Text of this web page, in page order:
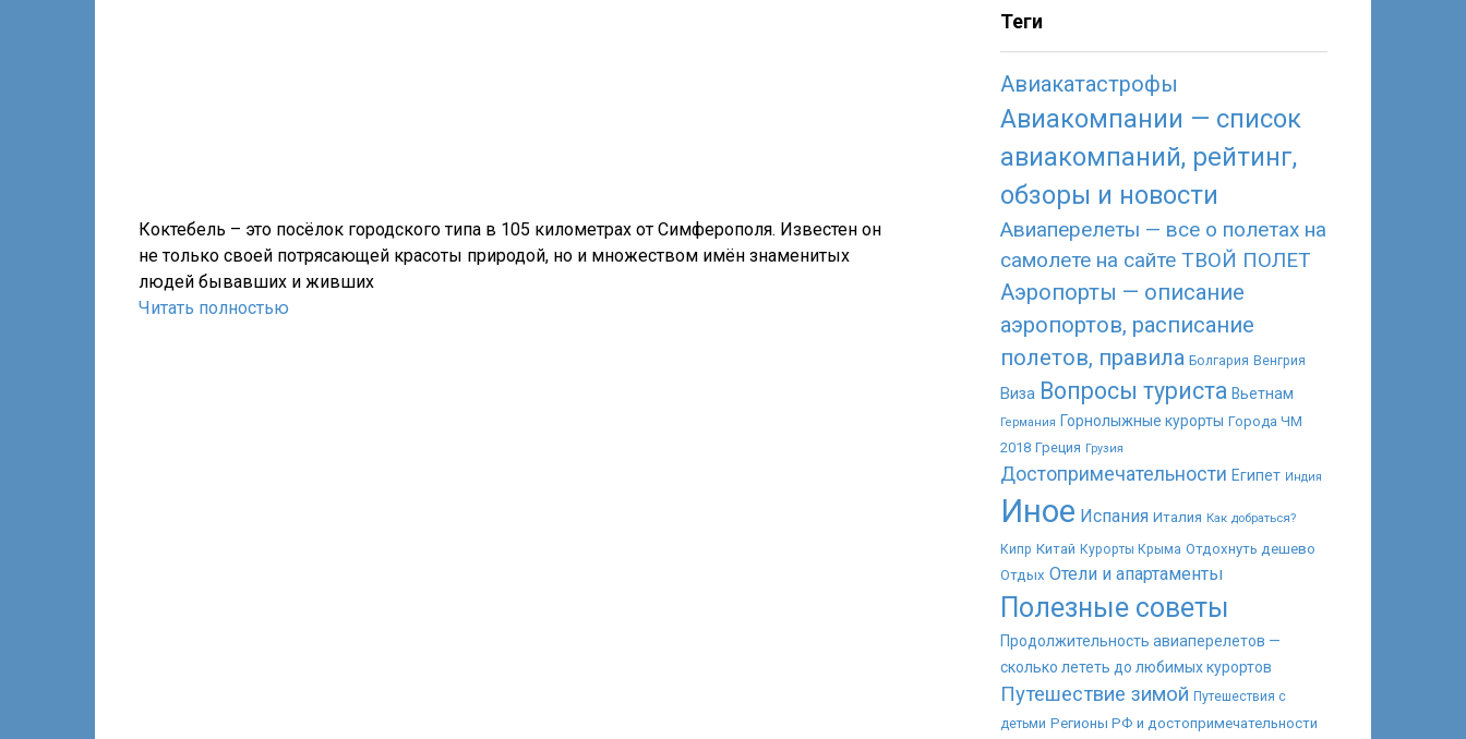
Коктебель – это посёлок городского типа в 105 километрах от Симферополя. Известен он
не только своей потрясающей красоты природой, но и множеством имён знаменитых
людей бывавших и живших
Читать полностью
Теги
Авиакатастрофы
Авиакомпании — список
авиакомпаний, рейтинг,
обзоры и новости
Авиаперелеты — все о полетах на
самолете на сайте ТВОЙ ПОЛЕТ
Аэропорты — описание
аэропортов, расписание
полетов, правила Болгария Венгрия
Виза Вопросы туриста Вьетнам
Германия Горнолыжные курорты Города ЧМ
2018 Греция Грузия
Достопримечательности Египет Индия
Иное Испания Италия Как добраться?
Кипр Китай Курорты Крыма Отдохнуть дешево
Отдых Отели и апартаменты
Полезные советы
Продолжительность авиаперелетов —
сколько лететь до любимых курортов
Путешествие зимой Путешествия с
детьми Регионы РФ и достопримечательности